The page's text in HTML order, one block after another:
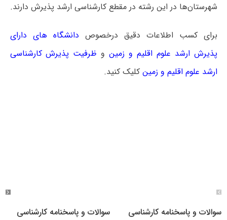
شهرستان‌ها در این رشته در مقطع کارشناسی ارشد پذیرش دارند.
برای کسب اطلاعات دقیق درخصوص دانشگاه های دارای
پذیرش ارشد علوم اقلیم و زمینو ظرفیت پذیرش کارشناسی
ارشد علوم اقلیم و زمین کلیک کنید.
سوالات و پاسخنامه کارشناسی
سوالات و پاسخنامه کارشناسی